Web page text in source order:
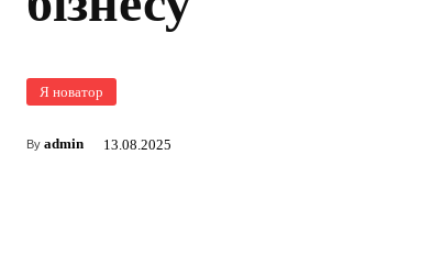
Я новатор
By admin 13.08.2025